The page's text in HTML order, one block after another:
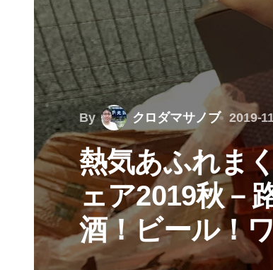
By クロダマサノブ 2019-
熱気あふれま
ェア2019秋－
酒！ビール！